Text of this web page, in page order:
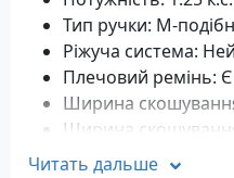
Тип ручки: М-
Ріжуча система:
Плечовий ремінь: Є
Ширина
Ширина
Вага: 7.8 кг
Читать дальше